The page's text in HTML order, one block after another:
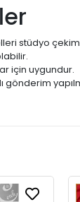
stüdyo
için uygundur.
gönderim